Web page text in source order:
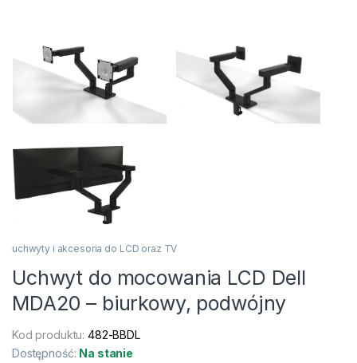
uchwyty i akcesoria do LCD oraz TV
Uchwyt do mocowania LCD Dell
MDA20 – biurkowy, podwójny
Kod produktu:482-BBDL
Dostępność: Na stanie